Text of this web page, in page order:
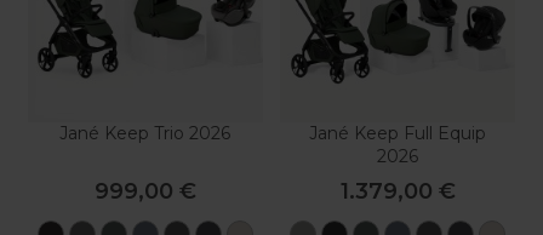
Jané Keep Trio 2026
999,00 €
Jané Keep Full Equip
2026
1.379,00 €